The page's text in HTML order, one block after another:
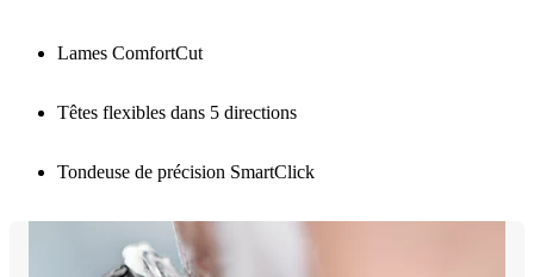
Lames ComfortCut
Têtes flexibles dans 5 directions
Tondeuse de précision SmartClick